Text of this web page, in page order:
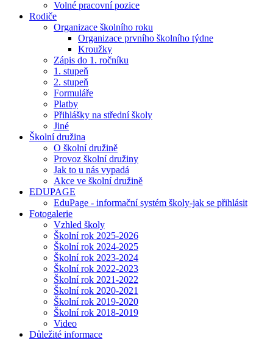
Volné pracovní pozice
Rodiče
Organizace školního roku
Organizace prvního školního týdne
Kroužky
Zápis do 1. ročníku
1. stupeň
2. stupeň
Formuláře
Platby
Přihlášky na střední školy
Jiné
Školní družina
O školní družině
Provoz školní družiny
Jak to u nás vypadá
Akce ve školní družině
EDUPAGE
EduPage - informační systém školy-jak se přihlásit
Fotogalerie
Vzhled školy
Školní rok 2025-2026
Školní rok 2024-2025
Školní rok 2023-2024
Školní rok 2022-2023
Školní rok 2021-2022
Školní rok 2020-2021
Školní rok 2019-2020
Školní rok 2018-2019
Video
Důležité informace